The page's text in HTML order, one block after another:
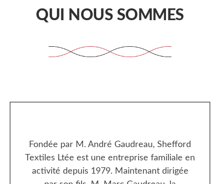
QUI NOUS SOMMES
Fondée par M. André Gaudreau, Shefford
Textiles Ltée est une entreprise familiale en
activité depuis 1979. Maintenant dirigée